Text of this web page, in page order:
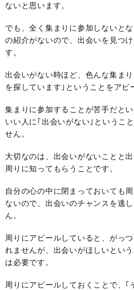
ないと思います。
でも、全く集まりに参加しないと
の紹介がないので、出会いを見つ
す。
出会いがない時ほど、色んな集ま
を探しています｣ということをアピ
集まりに参加することが苦手だと
いい人に｢出会いがない｣というこ
せん。
大切なのは、出会いがないことと
周りに知ってもらうことです。
自分の心の中に閉まっておいても
ないので、出会いのチャンスを逃
ん。
周りにアピールしていると、がっ
れませんが、出会いがほしいとい
は必要です。
周りにアピールしておくことで、｢